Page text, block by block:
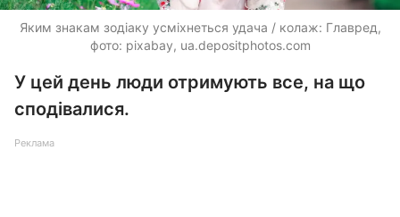
Яким знакам зодіаку усміхнеться удача / колаж: Главред,
фото: pixabay, ua.depositphotos.com
У цей день люди отримують все, на що
сподівалися.
Реклама